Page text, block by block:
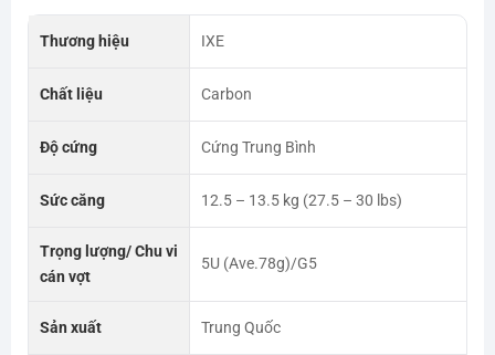
Thương hiệu IXE
Chất liệu Carbon
Độ cứng Cứng Trung Bình
Sức căng 12.5 – 13.5 kg (27.5 – 30 lbs)
Trọng lượng/ Chu vi
cán vợt
5U (Ave.78g)/G5
Sản xuất Trung Quốc